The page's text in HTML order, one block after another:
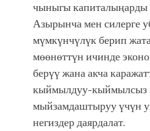
чыныгы капиталыңарды
Азырынча мен силерге
мүмкүнчүлүк берип
мөөнөттүн ичинде
берүү жана акча
кыймылдуу-кыймылсыз
мыйзамдаштыруу үчүн
негиздер даярдалат.